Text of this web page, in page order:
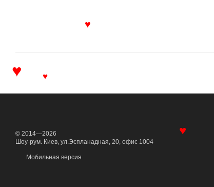
© 2014—2026
Шоу-рум. Киев, ул.Эспланадная, 20, офис 1004
Мобильная версия